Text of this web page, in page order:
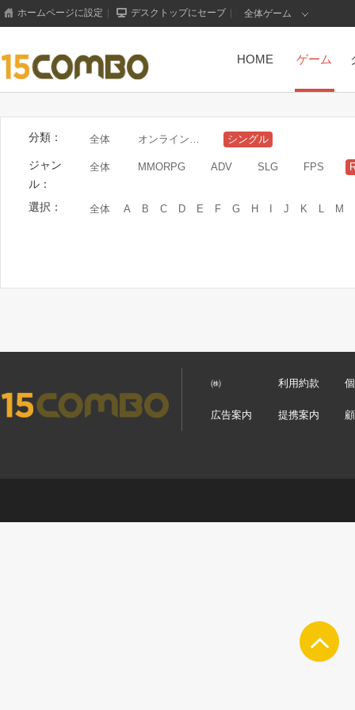
ホームページに設定 デスクトップにセーブ 全体ゲーム
HOME ゲーム
分類： 全体 シングル
ジャン
ル：
全体 MMORPG ADV SLG FPS
選択： 全体 A B C D E F G H I J K L M
㈱ 利用約款
広告案内 提携案内